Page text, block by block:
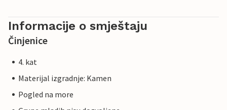
Informacije o smještaju
Činjenice
4. kat
Materijal izgradnje: Kamen
Pogled na more